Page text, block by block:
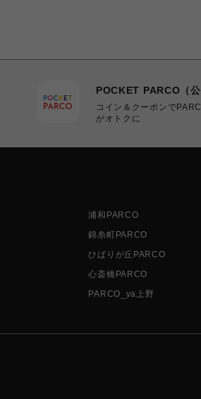
POCKET PARCO（公
コイン＆クーポンで
がオトクに
浦和PARCO
錦糸町PARCO
ひばりが丘PARCO
心斎橋PARCO
PARCO_ya上野